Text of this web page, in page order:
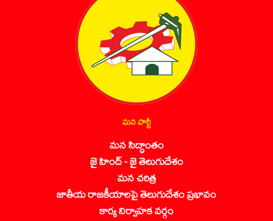
మన పార్టీ
మన సిద్ధాంతం
జై హింద్ - జై తెలుగుదేశం
మన చరిత్ర
జాతీయ రాజకీయాలపై తెలుగుదేశం ప్రభావం
కార్య నిర్వాహక వర్గం